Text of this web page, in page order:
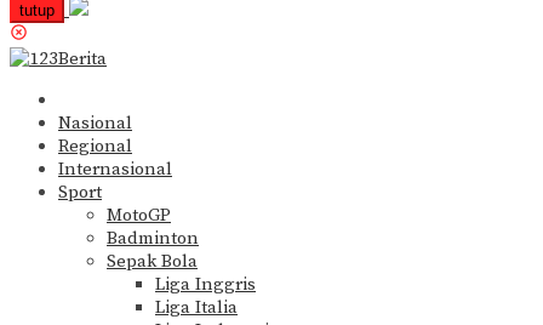
tutup
Nasional
Regional
Internasional
Sport
MotoGP
Badminton
Sepak Bola
Liga Inggris
Liga Italia